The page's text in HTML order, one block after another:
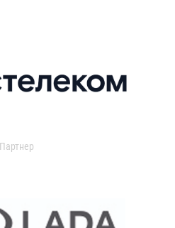
Партнер